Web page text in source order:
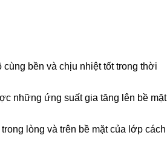
bền và chịu nhiệt tốt trong thời
những ứng suất gia tăng lên bề mặt
lòng và trên bề mặt của lớp cách